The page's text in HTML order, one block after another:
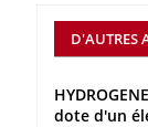
D'AUTRES
dote d'un